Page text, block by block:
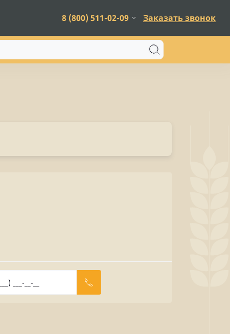
8 (800) 511-02-09 Заказать звонок